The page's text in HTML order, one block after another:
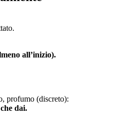
all’inizio).
profumo (discreto):
dai.